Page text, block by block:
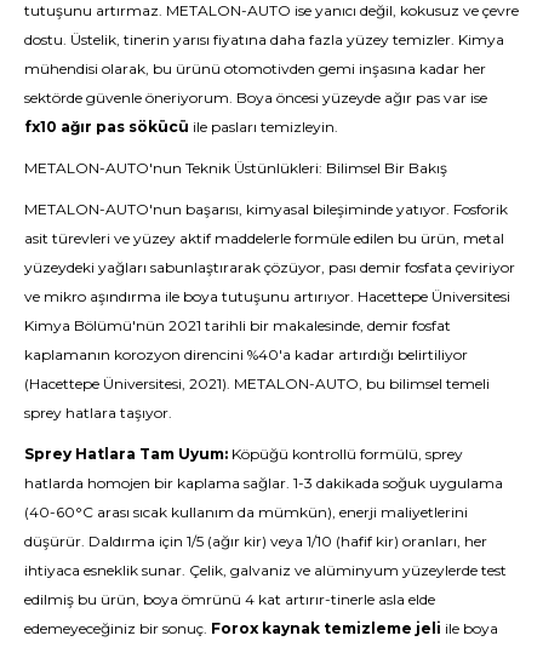
tutuşunu artırmaz. METALON-AUTO ise yanıcı değil, kokusuz ve çevre
dostu. Üstelik, tinerin yarısı fiyatına daha fazla yüzey temizler. Kimya
mühendisi olarak, bu ürünü otomotivden gemi inşasına kadar her
sektörde güvenle öneriyorum. Boya öncesi yüzeyde ağır pas var ise
fx10 ağır pas sökücü ile pasları temizleyin.
METALON-AUTO'nun Teknik Üstünlükleri: Bilimsel Bir Bakış
METALON-AUTO'nun başarısı, kimyasal bileşiminde yatıyor. Fosforik
asit türevleri ve yüzey aktif maddelerle formüle edilen bu ürün, metal
yüzeydeki yağları sabunlaştırarak çözüyor, pası demir fosfata çeviriyor
ve mikro aşındırma ile boya tutuşunu artırıyor. Hacettepe Üniversitesi
Kimya Bölümü'nün 2021 tarihli bir makalesinde, demir fosfat
kaplamanın korozyon direncini %40'a kadar artırdığı belirtiliyor
(Hacettepe Üniversitesi, 2021). METALON-AUTO, bu bilimsel temeli
sprey hatlara taşıyor.
Sprey Hatlara Tam Uyum: Köpüğü kontrollü formülü, sprey
hatlarda homojen bir kaplama sağlar. 1-3 dakikada soğuk uygulama
(40-60°C arası sıcak kullanım da mümkün), enerji maliyetlerini
düşürür. Daldırma için 1/5 (ağır kir) veya 1/10 (hafif kir) oranları, her
ihtiyaca esneklik sunar. Çelik, galvaniz ve alüminyum yüzeylerde test
edilmiş bu ürün, boya ömrünü 4 kat artırır-tinerle asla elde
edemeyeceğiniz bir sonuç. Forox kaynak temizleme jeli ile boya